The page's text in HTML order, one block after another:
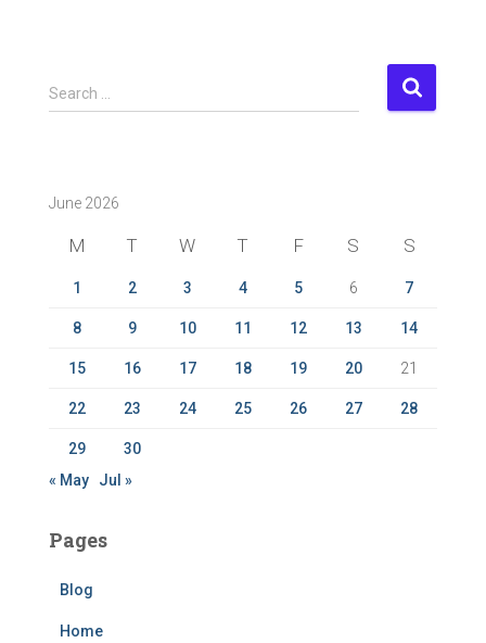
S
e
h
Search …
June 2026
M T W T F S S
1 2 3 4 5 6 7
8 9 10 11 12 13 14
15 16 17 18 19 20 21
22 23 24 25 26 27 28
29
30
« May
Jul »
Pages
Blog
Home